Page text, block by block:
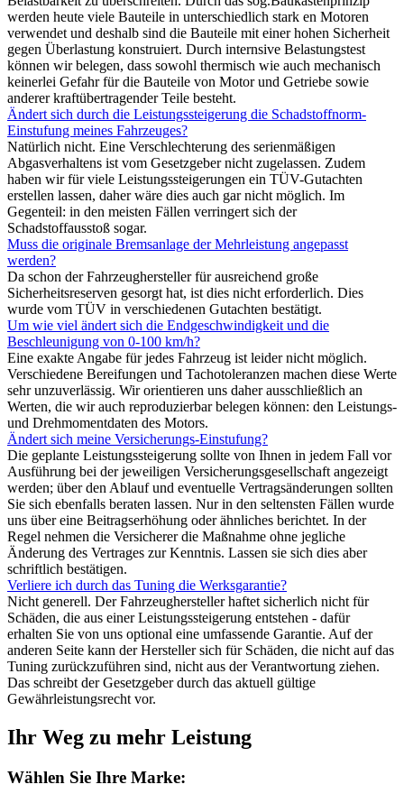
werden heute viele Bauteile in unterschiedlich stark en Motoren
verwendet und deshalb sind die Bauteile mit einer hohen Sicherheit
gegen Überlastung konstruiert. Durch internsive Belastungstest
können wir belegen, dass sowohl thermisch wie auch mechanisch
keinerlei Gefahr für die Bauteile von Motor und Getriebe sowie
anderer kraftübertragender Teile besteht.
Ändert sich durch die Leistungssteigerung die Schadstoffnorm-
Einstufung meines Fahrzeuges?
Natürlich nicht. Eine Verschlechterung des serienmäßigen
Abgasverhaltens ist vom Gesetzgeber nicht zugelassen. Zudem
haben wir für viele Leistungssteigerungen ein TÜV-Gutachten
erstellen lassen, daher wäre dies auch gar nicht möglich. Im
Gegenteil: in den meisten Fällen verringert sich der
Schadstoffausstoß sogar.
Muss die originale Bremsanlage der Mehrleistung angepasst
werden?
Da schon der Fahrzeughersteller für ausreichend große
Sicherheitsreserven gesorgt hat, ist dies nicht erforderlich. Dies
wurde vom TÜV in verschiedenen Gutachten bestätigt.
Um wie viel ändert sich die Endgeschwindigkeit und die
Beschleunigung von 0-100 km/h?
Eine exakte Angabe für jedes Fahrzeug ist leider nicht möglich.
Verschiedene Bereifungen und Tachotoleranzen machen diese Werte
sehr unzuverlässig. Wir orientieren uns daher ausschließlich an
Werten, die wir auch reproduzierbar belegen können: den Leistungs-
und Drehmomentdaten des Motors.
Ändert sich meine Versicherungs-Einstufung?
Die geplante Leistungssteigerung sollte von Ihnen in jedem Fall vor
Ausführung bei der jeweiligen Versicherungsgesellschaft angezeigt
werden; über den Ablauf und eventuelle Vertragsänderungen sollten
Sie sich ebenfalls beraten lassen. Nur in den seltensten Fällen wurde
uns über eine Beitragserhöhung oder ähnliches berichtet. In der
Regel nehmen die Versicherer die Maßnahme ohne jegliche
Änderung des Vertrages zur Kenntnis. Lassen sie sich dies aber
schriftlich bestätigen.
Verliere ich durch das Tuning die Werksgarantie?
Nicht generell. Der Fahrzeughersteller haftet sicherlich nicht für
Schäden, die aus einer Leistungssteigerung entstehen - dafür
erhalten Sie von uns optional eine umfassende Garantie. Auf der
anderen Seite kann der Hersteller sich für Schäden, die nicht auf das
Tuning zurückzuführen sind, nicht aus der Verantwortung ziehen.
Das schreibt der Gesetzgeber durch das aktuell gültige
Gewährleistungsrecht vor.
Ihr Weg zu mehr Leistung
Wählen Sie Ihre Marke: